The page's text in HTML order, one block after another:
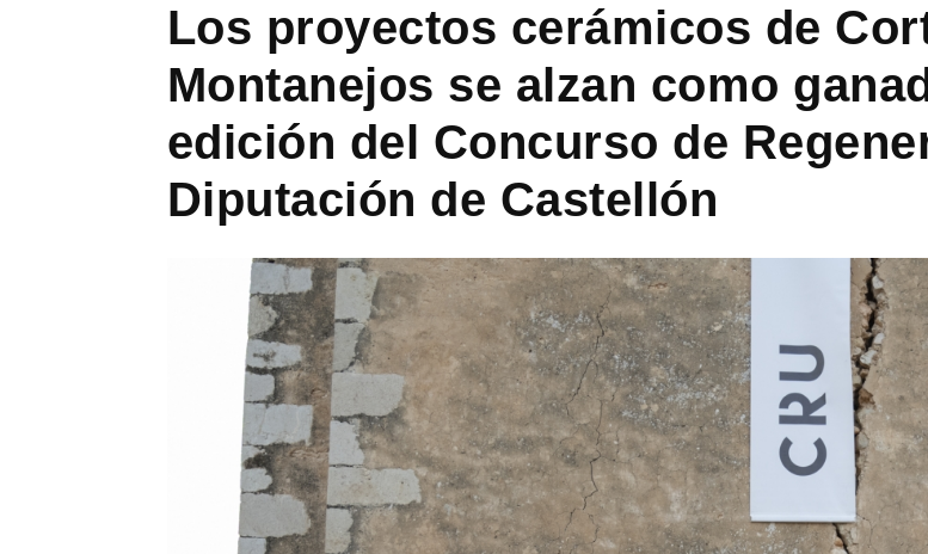
Los proyectos cerámicos de
Montanejos se alzan como
edición del Concurso de
Diputación de Castellón